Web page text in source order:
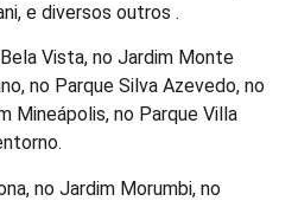
e diversos outros .
Vista, no Jardim Monte
no Parque Silva Azevedo, no
Mineápolis, no Parque Villa
no Jardim Morumbi, no